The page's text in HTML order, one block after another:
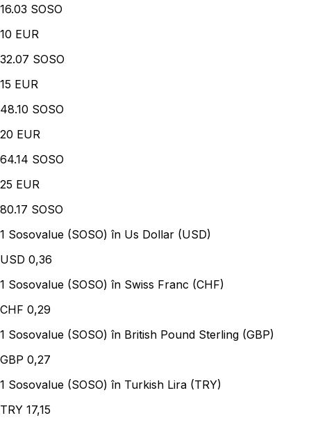
16.03 SOSO
10 EUR
32.07 SOSO
15 EUR
48.10 SOSO
20 EUR
64.14 SOSO
25 EUR
80.17 SOSO
1 Sosovalue (SOSO) în Us Dollar (USD)
USD 0,36
1 Sosovalue (SOSO) în Swiss Franc (CHF)
CHF 0,29
1 Sosovalue (SOSO) în British Pound Sterling (GBP)
GBP 0,27
1 Sosovalue (SOSO) în Turkish Lira (TRY)
TRY 17,15